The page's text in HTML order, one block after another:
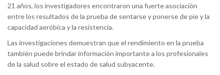
21 años, los investigadores encontraron una fuerte asociación
entre los resultados de la prueba de sentarse y ponerse de pie y la
capacidad aeróbica y la resistencia.
Las investigaciones demuestran que el rendimiento en la prueba
también puede brindar información importante a los profesionales
de la salud sobre el estado de salud subyacente.